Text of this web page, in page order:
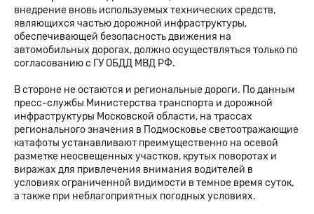
внедрение вновь используемых технических средств,
являющихся частью дорожной инфраструктуры,
обеспечивающей безопасность движения на
автомобильных дорогах, должно осуществляться только по
согласованию с ГУ ОБДД МВД РФ.
В стороне не остаются и региональные дороги. По данным
пресс-службы Министерства транспорта и дорожной
инфраструктуры Московской области, на трассах
регионального значения в Подмосковье светоотражающие
катафоты устанавливают преимущественно на осевой
разметке неосвещенных участков, крутых поворотах и
виражах для привлечения внимания водителей в
условиях ограниченной видимости в темное время суток,
а также при неблагоприятных погодных условиях.